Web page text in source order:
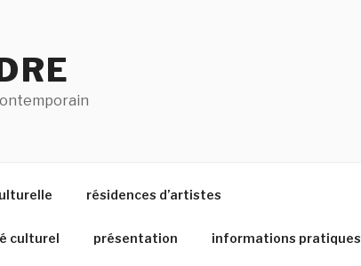
résidences d’artistes
culturel présentation informations pratiques